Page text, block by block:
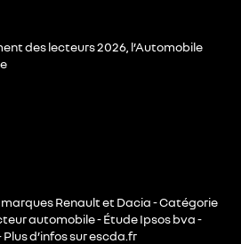
des lecteurs 2026, l’Automobile
Renault et Dacia - Catégorie
automobile - Étude Ipsos bva -
Plus d’infos sur escda.fr